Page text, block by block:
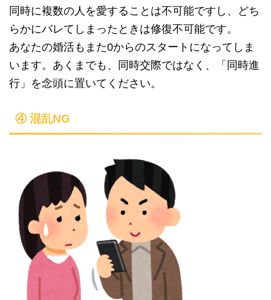
同時に複数の人を愛することは不可能ですし、どち
らかにバレてしまったときは修復不可能です。
あなたの婚活もまた0からのスタートになってしま
います。あくまでも、同時交際ではなく、「同時進
行」を念頭に置いてください。
④ 混乱NG